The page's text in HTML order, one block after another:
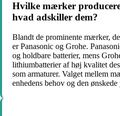
Hvilke mærker
hvad adskiller dem?
Blandt de prominente mærker,
er Panasonic og Grohe.
og holdbare batterier, mens
lithiumbatterier af høj kvalitet
som armaturer. Valget mellem
enhedens behov og den ønskede